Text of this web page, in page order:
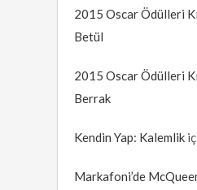
2015 Oscar Ödülleri
Betül
2015 Oscar Ödülleri
Berrak
Kendin Yap: Kalemlik
Markafoni’de